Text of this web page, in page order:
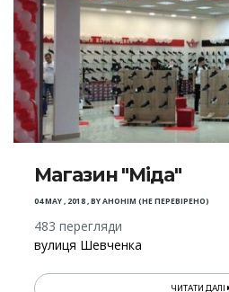
Магазин "Міда"
04 MAY , 2018,BYАНОНІМ (НЕ ПЕРЕВІРЕНО)
483 перегляди
вулиця Шевченка
ЧИТАТИ ДАЛІ